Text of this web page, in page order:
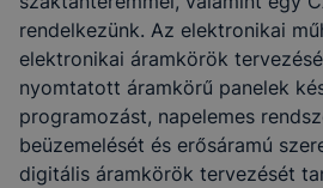
rendelkezünk. Az elektronikai
elektronikai áramkörök
nyomtatott áramkörű panelek
programozást, napelemes
beüzemelését és erősáramú
digitális áramkörök tervezését